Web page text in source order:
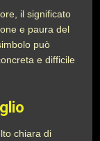
il significato
e paura del
può
e difficile
chiara di